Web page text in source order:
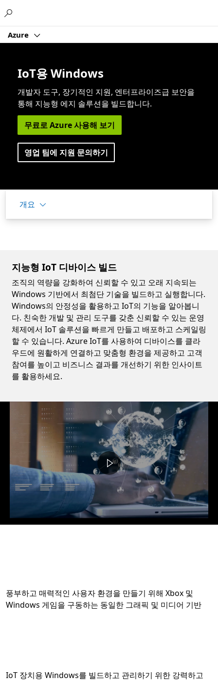
Azure
IoT용 Windows
개발자 도구, 장기적인 지원, 엔터프라이즈급 보안을
통해 지능형 에지 솔루션을 빌드합니다.
무료로 Azure 사용해 보기
영업 팀에 지원 문의하기
개요
지능형 IoT 디바이스 빌드
조직의 역량을 강화하여 신뢰할 수 있고 오래 지속되는
Windows 기반에서 최첨단 기술을 빌드하고 실행합니다.
Windows의 안정성을 활용하고 IoT의 기능을 알아봅니
다. 친숙한 개발 및 관리 도구를 갖춘 신뢰할 수 있는 운영
체제에서 IoT 솔루션을 빠르게 만들고 배포하고 스케일링
할 수 있습니다. Azure IoT를 사용하여 디바이스를 클라
우드에 원활하게 연결하고 맞춤형 환경을 제공하고 고객
참여를 높이고 비즈니스 결과를 개선하기 위한 인사이트
를 활용하세요.
Video container
풍부하고 매력적인 사용자 환경을 만들기 위해 Xbox 및
Windows 게임을 구동하는 동일한 그래픽 및 미디어 기반
IoT 장치용 Windows를 빌드하고 관리하기 위한 강력하고